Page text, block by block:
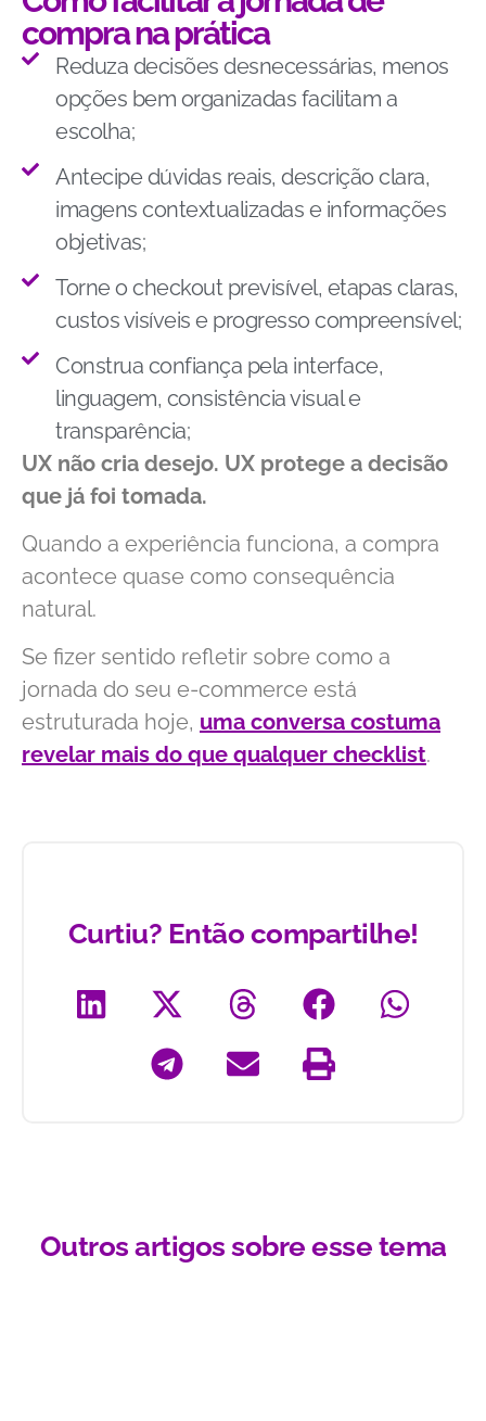
compra na prática
Reduza decisões desnecessárias, menos
opções bem organizadas facilitam a
escolha;
Antecipe dúvidas reais, descrição clara,
imagens contextualizadas e informações
objetivas;
Torne o checkout previsível, etapas claras,
custos visíveis e progresso compreensível;
Construa confiança pela interface,
linguagem, consistência visual e
transparência;
UX não cria desejo. UX protege a decisão
que já foi tomada.
Quando a experiência funciona, a compra
acontece quase como consequência
natural.
Se fizer sentido refletir sobre como a
jornada do seu e-commerce está
estruturada hoje, uma conversa costuma
revelar mais do que qualquer checklist.
Curtiu? Então compartilhe!
Outros artigos sobre esse tema